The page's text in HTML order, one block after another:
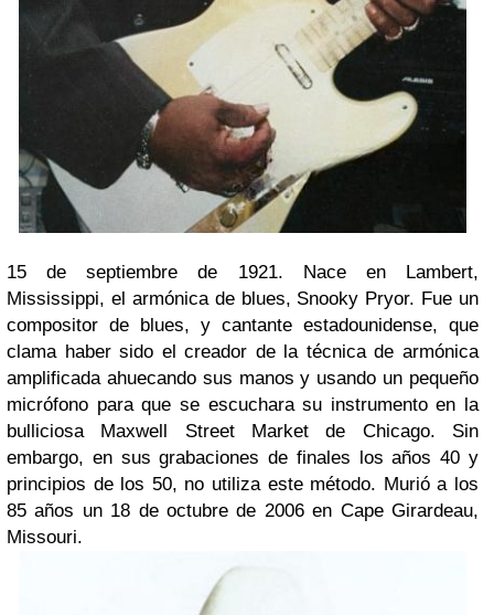
15 de septiembre de 1921. Nace en Lambert,
Mississippi, el armónica de blues, Snooky Pryor. Fue un
compositor de blues, y cantante estadounidense, que
clama haber sido el creador de la técnica de armónica
amplificada ahuecando sus manos y usando un pequeño
micrófono para que se escuchara su instrumento en la
bulliciosa Maxwell Street Market de Chicago. Sin
embargo, en sus grabaciones de finales los años 40 y
principios de los 50, no utiliza este método. Murió a los
85 años un 18 de octubre de 2006 en Cape Girardeau,
Missouri.